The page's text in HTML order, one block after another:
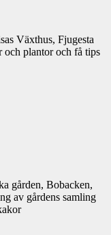
Växthus, Fjugesta
och plantor och få tips
gården, Bobacken,
av gårdens samling